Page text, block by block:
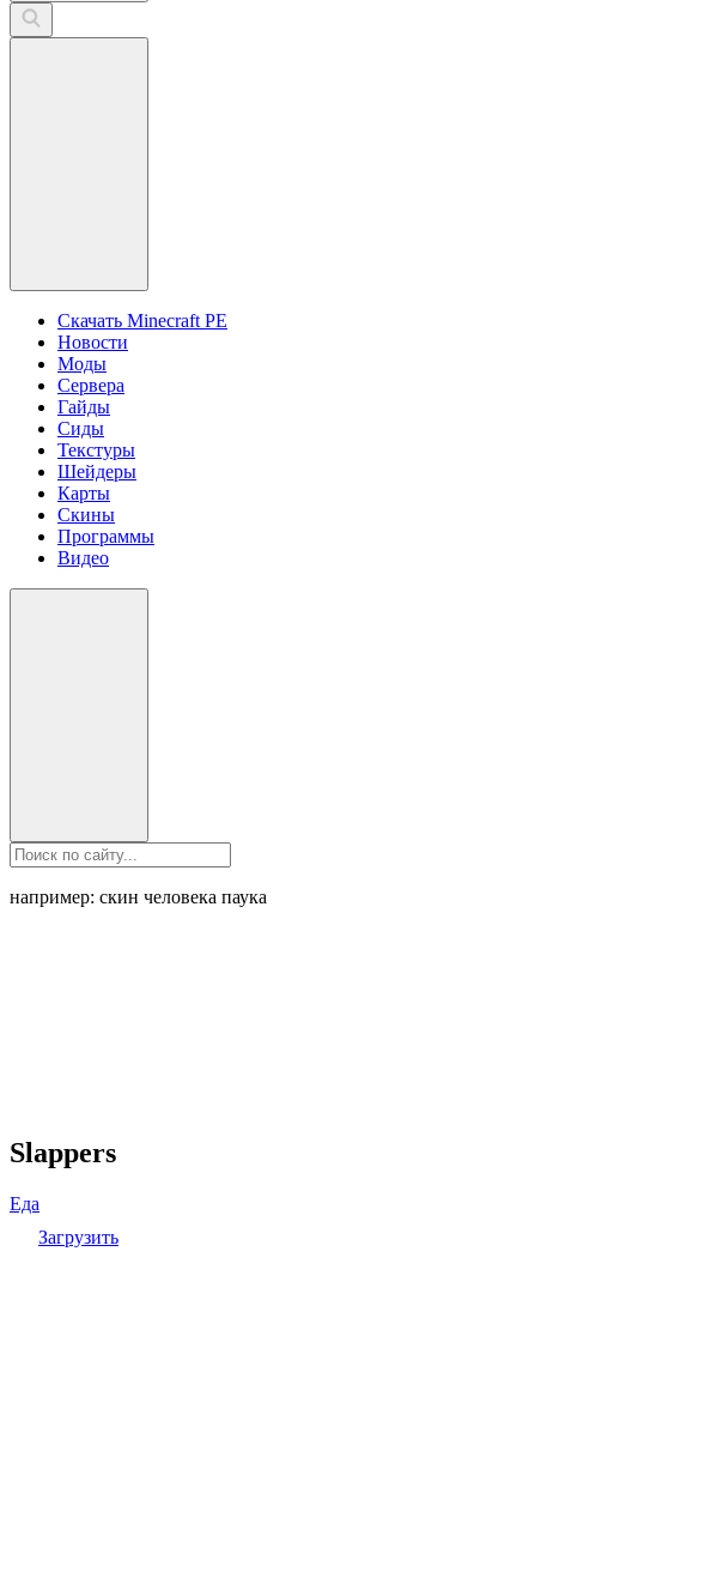
Скачать Minecraft PE
Новости
Моды
Сервера
Гайды
Сиды
Текстуры
Шейдеры
Карты
Скины
Программы
Видео
например: скин человека паука
Slappers
Еда
Загрузить